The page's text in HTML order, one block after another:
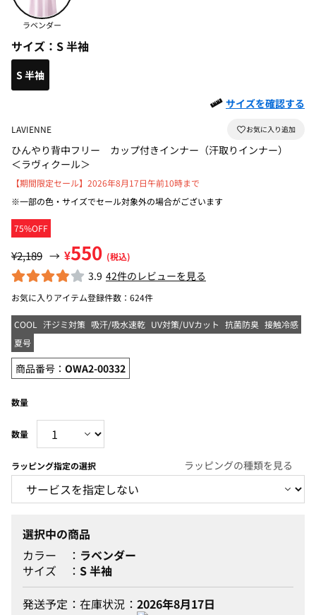
ラベンダー
サイズ： S 半袖
S 半袖
サイズを確認する
LAVIENNE
ひんやり背中フリー カップ付きインナー（汗取りインナー）
＜ラヴィクール＞
75%OFF
【期間限定セール】2026年8月17日午前10時まで
※一部の色・サイズでセール対象外の場合がございます
¥2,189 → ¥550 (税込)
3.9 42件のレビューを見る
お気に入りアイテム登録件数： 624件
COOL 汗ジミ対策 吸汗/吸水速乾 UV対策/UVカット 抗菌防臭 接触冷感
夏号
商品番号： OWA2-00332
数量
ラッピング指定の選択 ラッピングの種類を見る
選択中の商品
カラー
ラベンダー
サイズ
S 半袖
発送予定
在庫状況
2026年8月17日